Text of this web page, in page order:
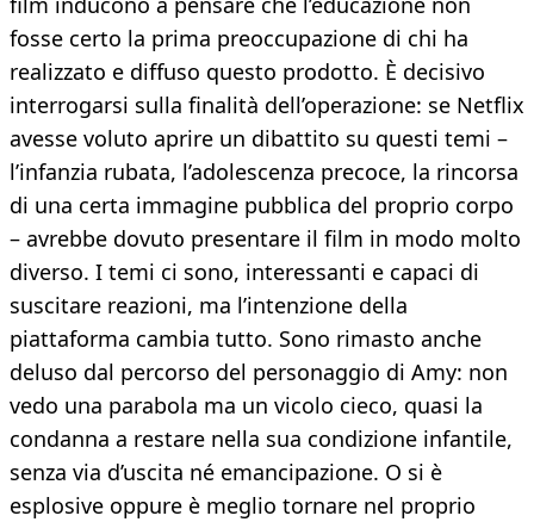
fosse certo la prima preoccupazione di chi ha
realizzato e diffuso questo prodotto. È decisivo
interrogarsi sulla finalità dell’operazione: se Netflix
avesse voluto aprire un dibattito su questi temi –
l’infanzia rubata, l’adolescenza precoce, la rincorsa
di una certa immagine pubblica del proprio corpo
– avrebbe dovuto presentare il film in modo molto
diverso. I temi ci sono, interessanti e capaci di
suscitare reazioni, ma l’intenzione della
piattaforma cambia tutto. Sono rimasto anche
deluso dal percorso del personaggio di Amy: non
vedo una parabola ma un vicolo cieco, quasi la
condanna a restare nella sua condizione infantile,
senza via d’uscita né emancipazione. O si è
esplosive oppure è meglio tornare nel proprio